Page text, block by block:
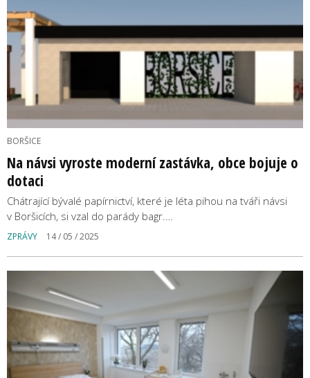
BORŠICE
Na návsi vyroste moderní zastávka, obce bojuje o
dotaci
Chátrající bývalé papírnictví, které je léta pihou na tváři návsi
v Boršicích, si vzal do parády bagr.…
ZPRÁVY 14 / 05 / 2025